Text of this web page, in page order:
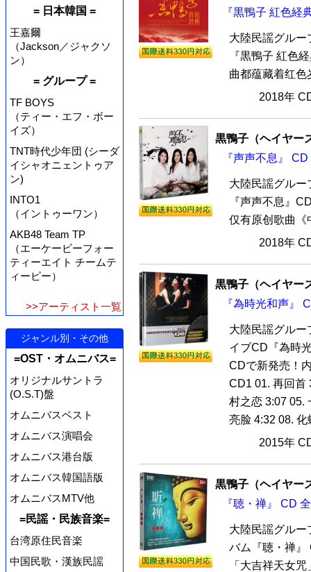
= 日本韓国 =
王嘉爾
（Jackson／ジャクソ
ン）
= グループ =
TF BOYS
（ティー・エフ・ボー
イズ）
TNT時代少年団 (シーダ
イシャオニェントゥア
ン)
INTO1
（イントゥーワン）
AKB48 Team TP
（エーケービーフォー
ティーエイト チームテ
ィーピー）
>>アーティスト一覧
ジャンル別・その他
=OST・オムニバス=
オリジナルサントラ
(O.S.T)盤
オムニバスベスト
オムニバス演唱会
オムニバス港台版
オムニバス韓国語版
オムニバスMTV他
=民謡・民族音楽=
台湾原住民音楽
中国民歌・漢族民謡
『黒鴨子 紅色経
大陸民謡グルー
『黒鴨子 紅色
曲都蕴藏着红色
2018年
黒鴨子（ヘイヤー
『声声不息』
大陸民謡グルー
『声声不息』
仅有原创歌曲《
2018年
黒鴨子（ヘイヤー
『為時光和声』
大陸民謡グルー
イブCD『為時
CDで新発売！
CD1 01. 再回首
村之恋 3:07 05.
亮脸 4:32 08. 化
2015年
黒鴨子（ヘイヤー
『聴・禅』 CD
大陸民謡グル
バム『聴・禅』
「大吉祥天女